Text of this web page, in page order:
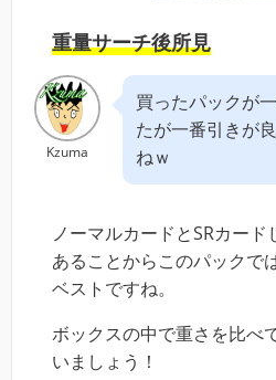
重量サーチ後所見
Kzuma
買ったパックが
たが一番引きが
ねｗ
ノーマルカードとSRカー
あることからこのパックで
ベストですね。
ボックスの中で重さを比べ
いましょう！